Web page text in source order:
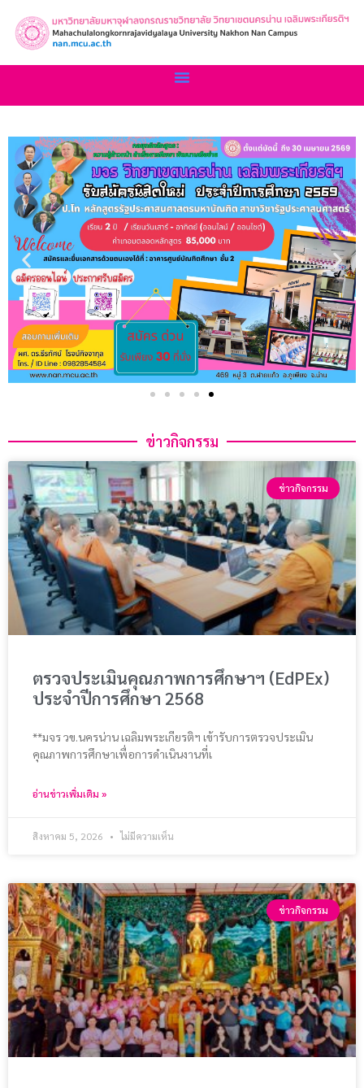
ข่าวกิจกรรม
ข่าวกิจกรรม
ตรวจประเมินคุณภาพการศึกษาฯ (EdPEx)
ประจำปีการศึกษา 2568
**มจร วข.นครน่าน เฉลิมพระเกียรติฯ เข้ารับการตรวจประเมิน
คุณภาพการศึกษาเพื่อการดำเนินงานที่เ
อ่านข่าวเพิ่มเติม »
สิงหาคม 5, 2026 ไม่มีความเห็น
ข่าวกิจกรรม